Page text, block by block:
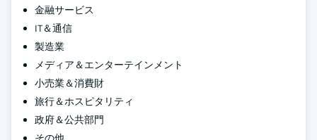
金融サービス
IT＆通信
製造業
メディア＆エンターテインメント
小売業＆消費財
旅行＆ホスピタリティ
政府＆公共部門